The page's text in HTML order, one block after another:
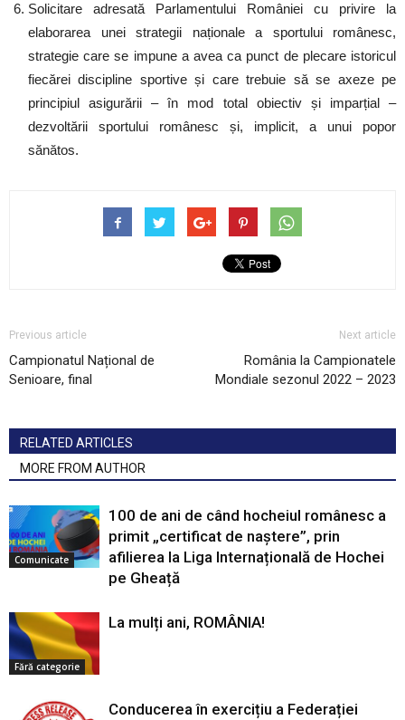
Solicitare adresată Parlamentului României cu privire la
elaborarea unei strategii naționale a sportului românesc,
strategie care se impune a avea ca punct de plecare istoricul
fiecărei discipline sportive și care trebuie să se axeze pe
principiul asigurării – în mod total obiectiv și imparțial –
dezvoltării sportului românesc și, implicit, a unui popor
sănătos.
Previous article
Campionatul Național de
Senioare, final
Next article
România la Campionatele
Mondiale sezonul 2022 – 2023
RELATED ARTICLES
MORE FROM AUTHOR
Comunicate
100 de ani de când hocheiul românesc a
primit „certificat de naștere”, prin
afilierea la Liga Internațională de Hochei
pe Gheață
Fără categorie
La mulți ani, ROMÂNIA!
Conducerea în exercițiu a Federației